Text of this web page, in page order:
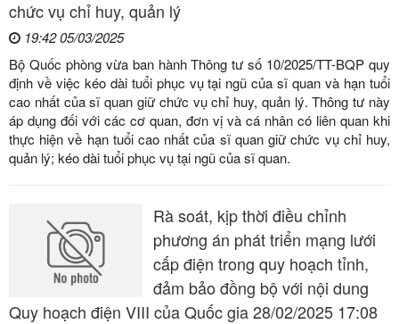
chức vụ chỉ huy, quản lý
19:42 05/03/2025
Bộ Quốc phòng vừa ban hành Thông tư số 10/2025/TT-BQP quy
định về việc kéo dài tuổi phục vụ tại ngũ của sĩ quan và hạn tuổi
cao nhất của sĩ quan giữ chức vụ chỉ huy, quản lý. Thông tư này
áp dụng đối với các cơ quan, đơn vị và cá nhân có liên quan khi
thực hiện về hạn tuổi cao nhất của sĩ quan giữ chức vụ chỉ huy,
quản lý; kéo dài tuổi phục vụ tại ngũ của sĩ quan.
Rà soát, kịp thời điều chỉnh
phương án phát triển mạng lưới
cấp điện trong quy hoạch tỉnh,
đảm bảo đồng bộ với nội dung
Quy hoạch điện VIII của Quốc gia 28/02/2025 17:08